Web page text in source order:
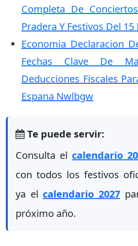
Completa De
Pradera Y Festivos Del
Economia Declaracion
Fechas Clave De
Deducciones Fiscales
Espana Nwlbgw
Te puede servir:
Consulta el calendario
con todos los festivos
ya el calendario 2027
próximo año.